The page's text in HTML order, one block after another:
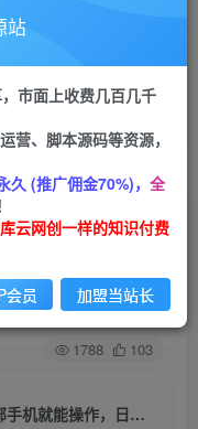
APP下载
GO
，一部手机就能操
关注 私信
1788 103
（6366期）小红书seo注会资料，一部手机就能操作，日入500+（教程+资料）
站
市面上收费几百几千
营、脚本源码等资源，
久 (推广佣金70%)， 全
云网创一样的知识付费
会员 加盟当站长